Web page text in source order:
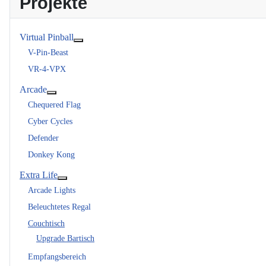
Virtual Pinball
V-Pin-Beast
VR-4-VPX
Arcade
Chequered Flag
Cyber Cycles
Defender
Donkey Kong
Extra Life
Arcade Lights
Beleuchtetes Regal
Couchtisch
Upgrade Bartisch
Empfangsbereich